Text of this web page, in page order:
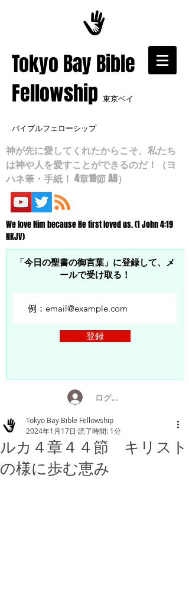
​Tokyo Bay Bible
Fellowship 東京ベイ
バイブルフェローシップ
神が先に愛してくれたからこそ、私たち
は神や人を愛すことができるのだ！（ヨ
ハネ筆・手紙Ⅰ 4章19節 AB）
We love Him because He first loved us. (1 John 4:19
NKJV)
「今日の聖書の御言葉」に登録して、メ
ールで受け取る！
登録
ログイン
ルカ４章４４節 キリスト
の様に歩む恵み
Tokyo Bay Bible Fellowship
2024年1月17日 読了時間: 1分